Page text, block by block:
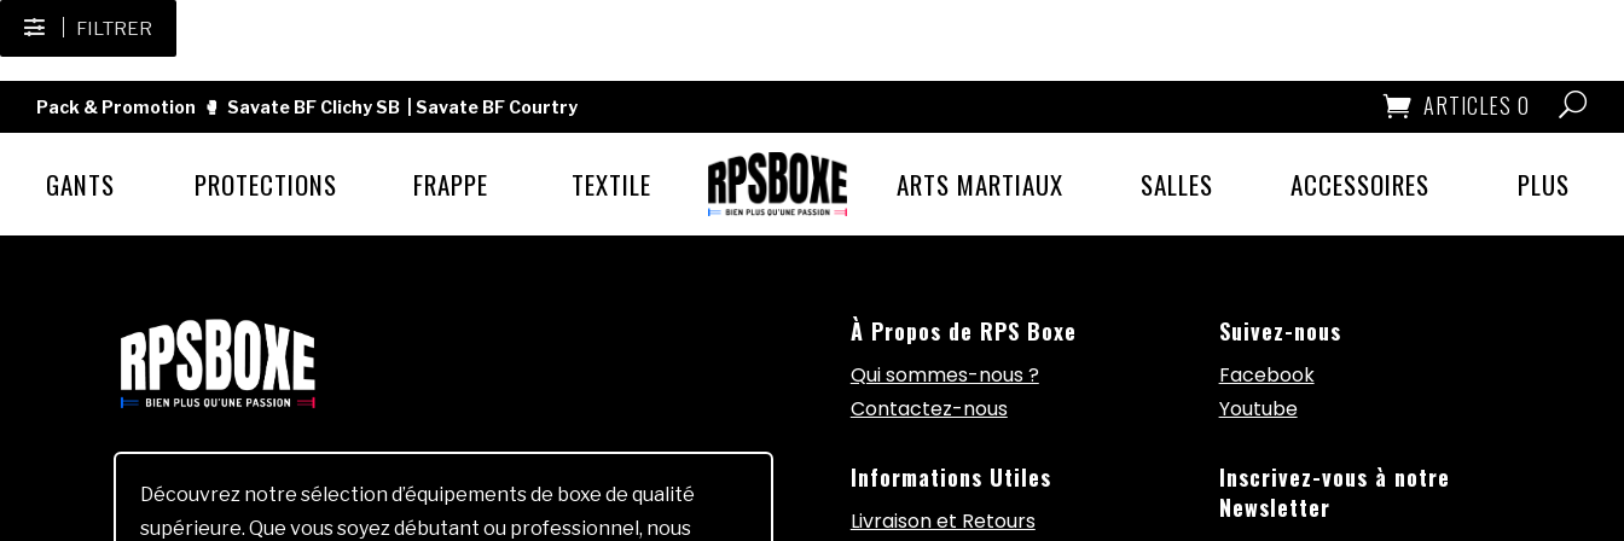
FILTRER
Pack & Promotion 🥊 Savate BF Clichy SB Savate BF Courtry ARTICLES 0
GANTS PROTECTIONS FRAPPE TEXTILE ARTS MARTIAUX SALLES ACCESSOIRES PLUS
Découvrez notre sélection d’équipements de boxe de qualité
supérieure. Que vous soyez débutant ou professionnel, nous
À Propos de RPS Boxe
Qui sommes-nous ?
Contactez-nous
Informations Utiles
Livraison et Retours
Suivez-nous
Facebook
Youtube
Inscrivez-vous à notre
Newsletter